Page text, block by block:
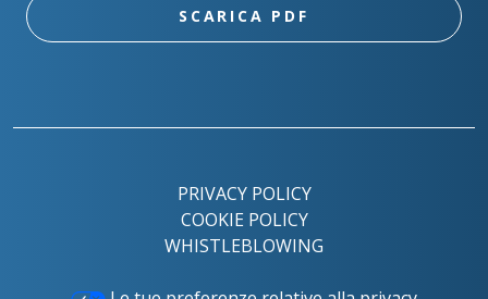
SCARICA PDF
PRIVACY POLICY
COOKIE POLICY
WHISTLEBLOWING